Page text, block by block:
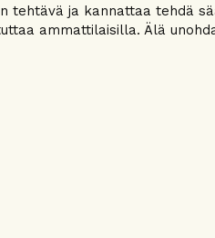
tehtävä ja kannattaa tehdä
ammattilaisilla. Älä